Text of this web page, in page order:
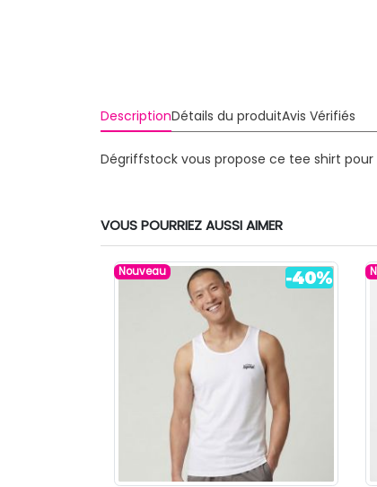
DescriptionDétails du produitAvis Vérifiés
Dégriffstock vous propose ce tee shirt pour
VOUS POURRIEZ AUSSI AIMER
Nouveau